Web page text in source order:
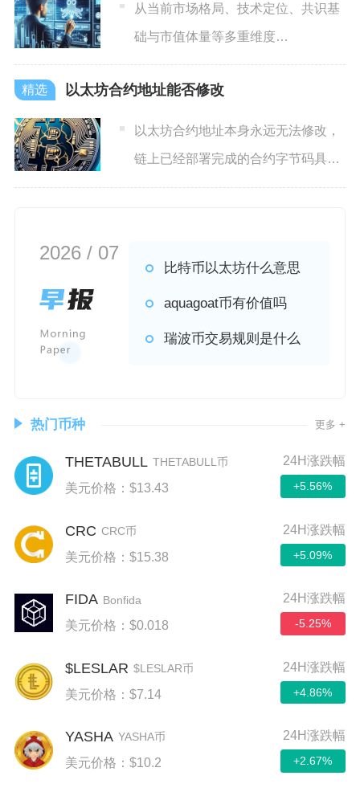
从当前市场格局、技术定位、共识基
础与市值体量等多重维度
FIL（Filecoin）在可预见的
以太坊合约地址能否修改
以太坊合约地址本身永远无法修改，
链上已经部署完成的合约字节码具备
底层不可篡改属性，不存在直
2026 / 07
比特币以太坊什么意思
aquagoat币有价值吗
瑞波币交易规则是什么
热门币种 更多 +
THETABULL THETABULL币
美元价格：$13.43
24H涨跌幅
+5.56%
CRC CRC币
美元价格：$15.38
24H涨跌幅
+5.09%
FIDA Bonfida
美元价格：$0.018
24H涨跌幅
-5.25%
$LESLAR $LESLAR币
美元价格：$7.14
24H涨跌幅
+4.86%
YASHA YASHA币
美元价格：$10.2
24H涨跌幅
+2.67%